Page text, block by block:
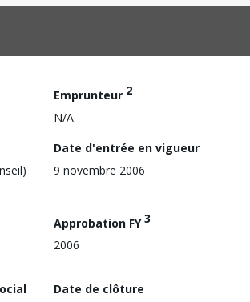
Emprunteur 2
N/A
Date d'entrée en vigueur
9 novembre 2006
Approbation FY3
2006
Date de clôture